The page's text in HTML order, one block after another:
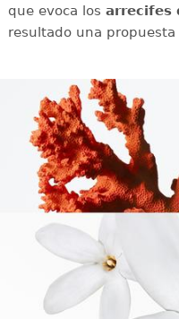
que evoca los arrecifes
resultado una